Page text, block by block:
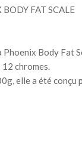
FAT SCALE
Body Fat
12 chromes.
elle a été